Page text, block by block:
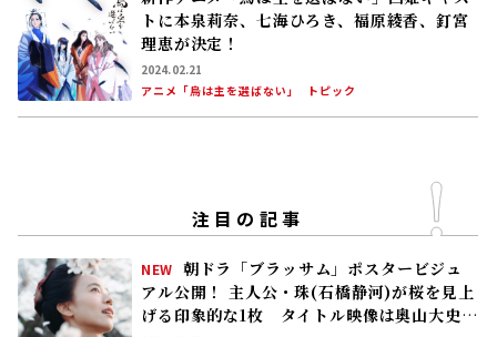
注目の記事
NEW 朝ドラ「ブラッサム」ポスタービジュ
督、語りは三條雅幸アナ 2026年度後期放
連続テレビ小説「ブラッサム」
NEW 「風、薫る」見上愛「佐野晶哉さんと
シマケンさんは、重なる部分がありま
す……」